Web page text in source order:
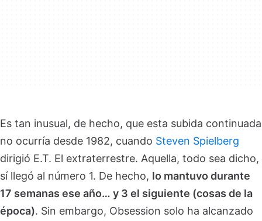
Es tan inusual, de hecho, que esta subida continuada
no ocurría desde 1982, cuando Steven Spielberg
dirigió E.T. El extraterrestre. Aquella, todo sea dicho,
sí llegó al número 1. De hecho, lo mantuvo durante
17 semanas ese año… y 3 el siguiente (cosas de la
época). Sin embargo, Obsession solo ha alcanzado